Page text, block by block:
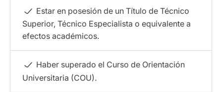
Estar en posesión de un Título de Técnico
Superior, Técnico Especialista o equivalente a
efectos académicos.
Haber superado el Curso de Orientación
Universitaria (COU).